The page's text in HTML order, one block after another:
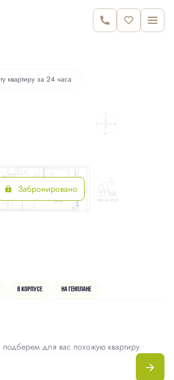
6 870 000 руб.
квартиру за 24 часа
Забронировано
В корпусе На генплане
подберем для вас похожую квартиру